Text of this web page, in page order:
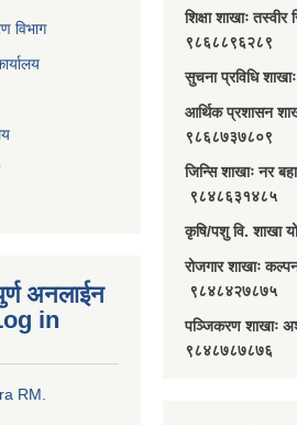
विभाग
अनलाईन
in
RM.
शिक्षा शाखाः
९८६८८९६२८९
सुचना प्रविधि
आर्थिक प्रशासन
९८६८७३७८०९
जिन्सि शाखाः
९८४८६३१४८५
कृषि/पशु वि.
रोजगार शाखाः
९८४८४२७८७५
पञ्जिकरण
९८४८७८७८७६